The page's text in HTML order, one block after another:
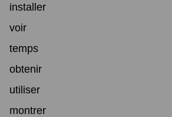
installer
voir
temps
obtenir
utiliser
montrer